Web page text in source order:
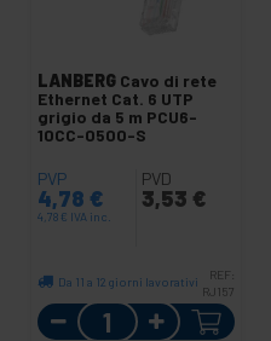
LANBERG Cavo di rete
Ethernet Cat. 6 UTP
grigio da 5 m PCU6-
10CC-0500-S
PVP
4,78 €
4,78 € IVA inc.
PVD
3,53 €
Da 11 a 12 giorni lavorativi
REF:
RJ157
Quantità